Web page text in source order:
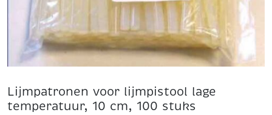
Lijmpatronen voor lijmpistool lage
temperatuur, 10 cm, 100 stuks